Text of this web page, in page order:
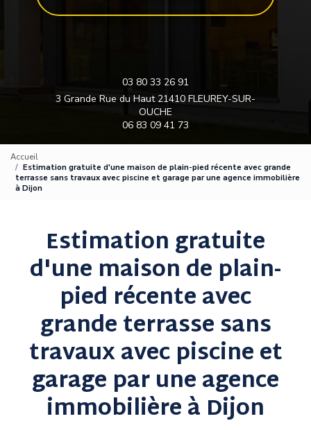
03 80 33 26 91
3 Grande Rue du Haut 21410 FLEUREY-SUR-
OUCHE
06 83 09 41 73
Accueil
Estimation gratuite d'une maison de plain-pied récente avec grande
terrasse sans travaux avec piscine et garage par une agence immobilière
à Dijon
Estimation gratuite
d'une maison de plain-
pied récente avec
grande terrasse sans
travaux avec piscine et
garage par une agence
immobilière à Dijon